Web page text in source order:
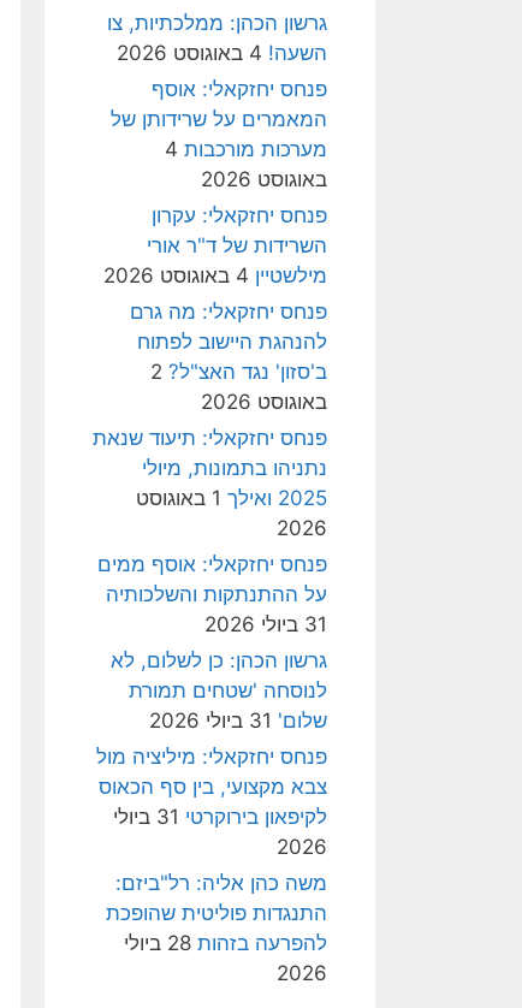
גרשון הכהן: ממלכתיות, צו
השעה! 4 באוגוסט 2026
פנחס יחזקאלי: אוסף
המאמרים על שרידותן של
מערכות מורכבות 4
באוגוסט 2026
פנחס יחזקאלי: עקרון
השרידות של ד"ר אורי
מילשטיין 4 באוגוסט 2026
פנחס יחזקאלי: מה גרם
להנהגת היישוב לפתוח
ב'סזון' נגד האצ"ל? 2
באוגוסט 2026
פנחס יחזקאלי: תיעוד שנאת
נתניהו בתמונות, מיולי
2025 ואילך
1 באוגוסט
2026
פנחס יחזקאלי: אוסף ממים
על ההתנתקות והשלכותיה
31 ביולי 2026
גרשון הכהן: כן לשלום, לא
לנוסחה 'שטחים תמורת
שלום' 31 ביולי 2026
פנחס יחזקאלי: מיליציה מול
צבא מקצועי, בין סף הכאוס
לקיפאון בירוקרטי
31 ביולי
2026
משה כהן אליה: רל"ביזם:
התנגדות פוליטית שהופכת
להפרעה בזהות
28 ביולי
2026